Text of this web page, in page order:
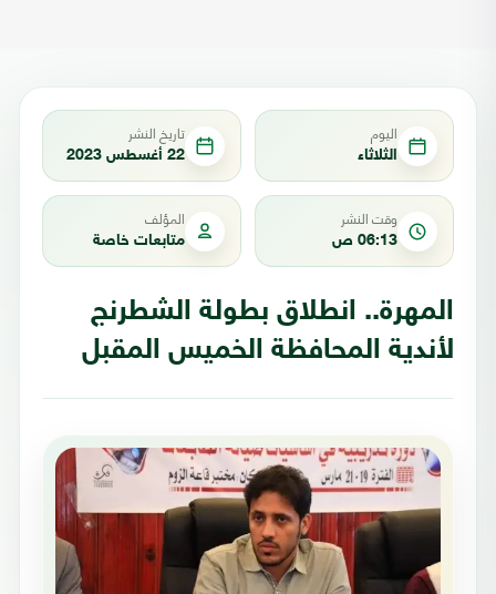
اليوم
الثلاثاء
تاريخ النشر
22 أغسطس 2023
وقت النشر
06:13 ص
المؤلف
متابعات خاصة
المهرة.. انطلاق بطولة الشطرنج
لأندية المحافظة الخميس المقبل